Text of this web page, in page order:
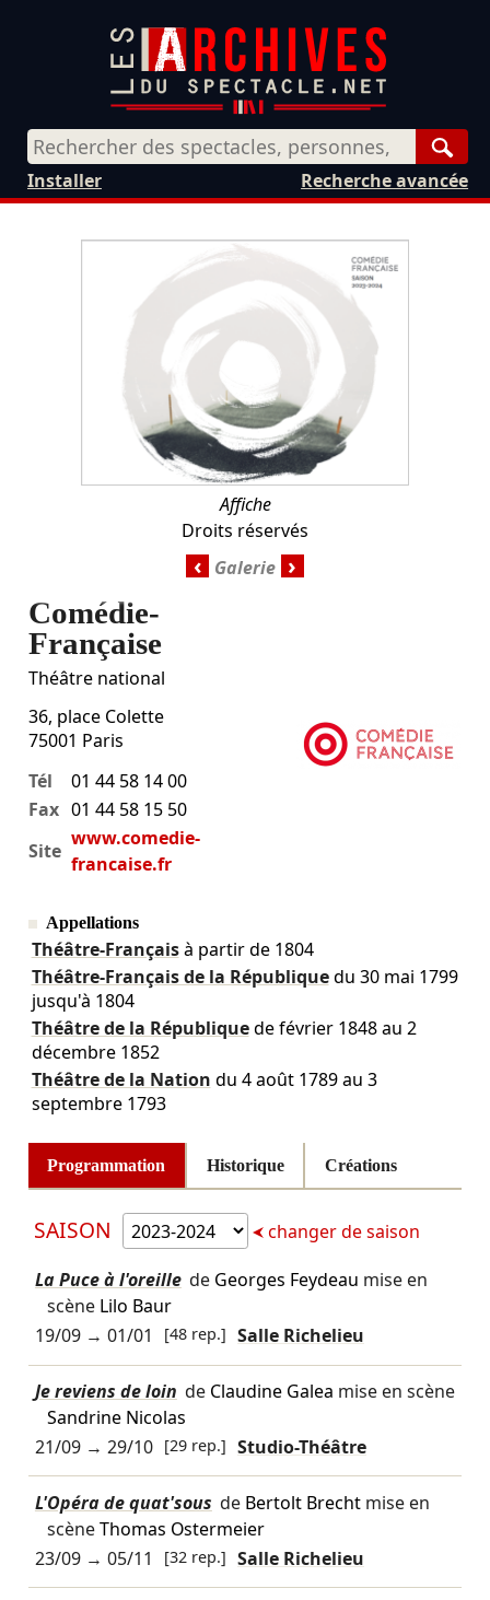
Recherche avancée
Installer
Affiche
Droits réservés
‹ ›
Comédie-
Française
Théâtre national
36, place Colette
75001 Paris
Tél
01 44 58 14 00
Fax 01 44 58 15 50
Site
www.comedie-
francaise.fr
Appellations
Théâtre-Françaisà partir de 1804
Théâtre-Français de la Républiquedu 30 mai 1799
jusqu'à 1804
Théâtre de la Républiquedefévrier 1848au 2
décembre 1852
Théâtre de la Nation du 4 août 1789au 3
septembre 1793
Programmation Historique Créations
SAISON changer de saison
La Puce à l'oreille de Georges Feydeau mise en
scène Lilo Baur
19/09→ 01/01 [48 rep.] Salle Richelieu
Je reviens de loin de Claudine Galea mise en scène
Sandrine Nicolas
21/09→ 29/10 [29 rep.] Studio-Théâtre
L'Opéra de quat'sous de Bertolt Brechtmise en
scèneThomas Ostermeier
23/09→ 05/11 [32 rep.] Salle Richelieu